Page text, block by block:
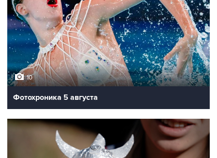
10
Фотохроника 5 августа